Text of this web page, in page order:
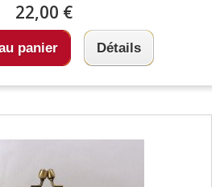
22,00 €
panier Détails